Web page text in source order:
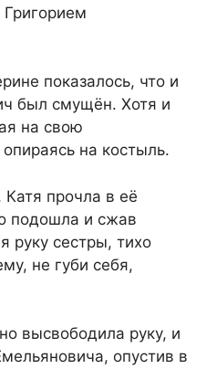
показалось, что и
был смущён. Хотя и
на свою
на костыль.
Катя прочла в её
подошла и сжав
руку сестры, тихо
не губи себя,
высвободила руку, и
опустив в